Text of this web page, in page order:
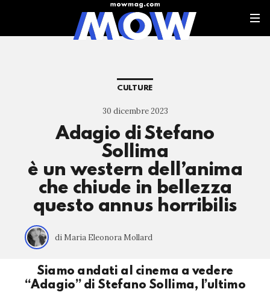
CULTURE
30 dicembre 2023
Adagio di Stefano
Sollima
è un western dell’anima
che chiude in bellezza
questo annus horribilis
di Maria Eleonora Mollard
Siamo andati al cinema a vedere
“Adagio” di Stefano Sollima, l’ultimo